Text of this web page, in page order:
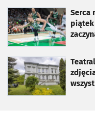
Serca
piątek
otworzy się w nowej
otworzy się w nowej